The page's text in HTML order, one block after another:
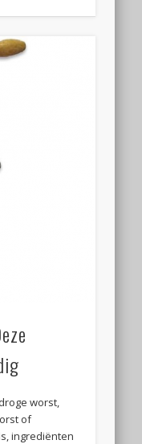
worst,
of
ingrediënten